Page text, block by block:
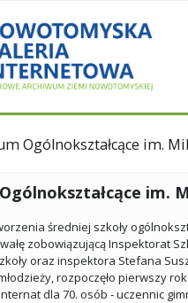
Ogólnokształcące im.
im.
średniej szkoły
zobowiązującą Inspektorat
oraz inspektora Stefana
rozpoczęło pierwszy
dla 70. osób - uczennic